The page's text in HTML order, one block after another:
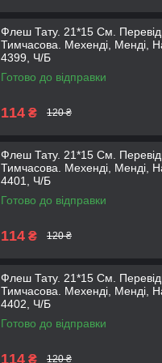
Флеш Тату. 21*15 См.
Тимчасова. Мехенді, Менді,
4399, Ч/Б
Готово до відправки
114 ₴ 120 ₴
Флеш Тату. 21*15 См.
Тимчасова. Мехенді, Менді,
4401, Ч/Б
Готово до відправки
114 ₴ 120 ₴
Флеш Тату. 21*15 См.
Тимчасова. Мехенді, Менді,
4402, Ч/Б
Готово до відправки
114 ₴ 120 ₴